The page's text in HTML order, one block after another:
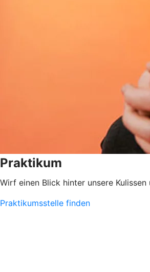
Praktikum
Wirf einen Blick hinter unsere
Praktikumsstelle finden